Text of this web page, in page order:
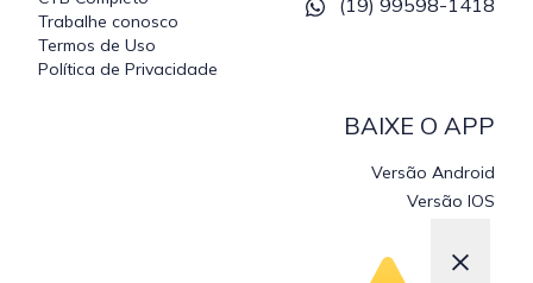
Trabalhe conosco
Termos de Uso
Política de Privacidade
(19) 99598-1418
BAIXE O APP
Versão Android
Versão IOS
×